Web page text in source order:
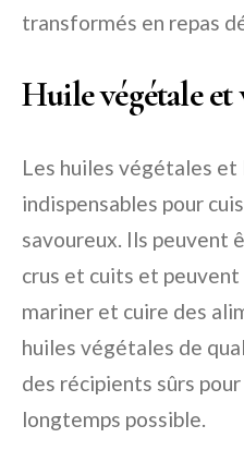
transformés en repas
Huile végétale
Les huiles végétales
indispensables pour
savoureux. Ils peuvent
crus et cuits et
mariner et cuire des
huiles végétales de
des récipients sûrs
longtemps possible.